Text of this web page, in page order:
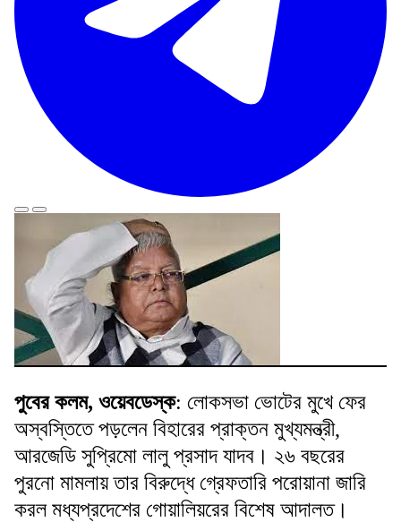
পুবের কলম, ওয়েবডেস্ক: লোকসভা ভোটের মুখে ফের
অস্বস্তিতে পড়লেন বিহারের প্রাক্তন মুখ্যমন্ত্রী,
আরজেডি সুপ্রিমো লালু প্রসাদ যাদব। ২৬ বছরের
পুরনো মামলায় তার বিরুদ্ধে গ্রেফতারি পরোয়ানা জারি
করল মধ্যপ্রদেশের গোয়ালিয়রের বিশেষ আদালত।